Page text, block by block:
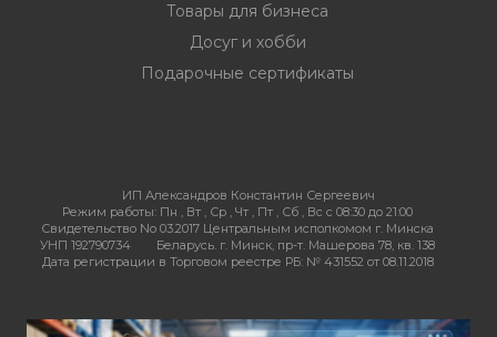
Товары для бизнеса
Досуг и хобби
Подарочные сертификаты
ИП Александров Константин Сергеевич
Режим работы: Пн , Вт , Ср , Чт , Пт , Сб , Вс c 08:30 до 21:00
Свидетельство No 03.2017 Центральным исполкомом г. Минска
УНП 192790734
Беларусь. г. Минск, пр-т. Машерова 78, кв. 138
Дата регистрации в Торговом реестре РБ: № 431552 от 08.11.2018